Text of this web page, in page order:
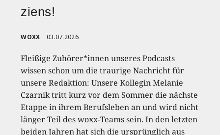
ziens!
WOXX 03.07.2026
Fleißige Zuhörer*innen unseres Podcasts
wissen schon um die traurige Nachricht für
unsere Redaktion: Unsere Kollegin Melanie
Czarnik tritt kurz vor dem Sommer die nächste
Etappe in ihrem Berufsleben an und wird nicht
länger Teil des woxx-Teams sein. In den letzten
beiden Jahren hat sich die ursprünglich aus